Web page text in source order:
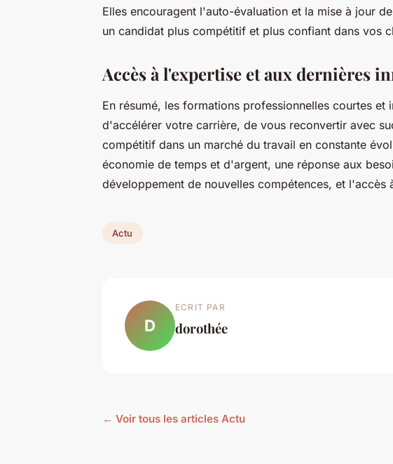
Elles encouragent l'auto-évaluation et la mise à jour
un candidat plus compétitif et plus confiant dans vos
Accès à l'expertise et aux dernières
En résumé, les formations professionnelles courtes et
d'accélérer votre carrière, de vous reconvertir avec
compétitif dans un marché du travail en constante
économie de temps et d'argent, une réponse aux
développement de nouvelles compétences, et l'accès
Actu
D
ECRIT PAR
dorothée
← Voir tous les articles Actu